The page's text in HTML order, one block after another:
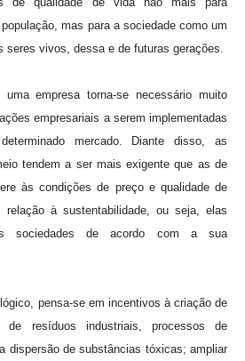
mas para a sociedade como um
seres vivos, dessa e de futuras gerações.
empresa torna-se necessário muito
empresariais a serem implementadas
mercado. Diante disso, as
tendem a ser mais exigente que as de
às condições de preço e qualidade de
à sustentabilidade, ou seja, elas
sociedades de acordo com a sua
pensa-se em incentivos à criação de
de resíduos industriais, processos de
dispersão de substâncias tóxicas; ampliar